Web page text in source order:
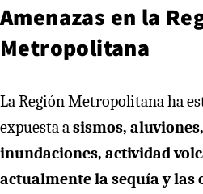
Amenazas en la
Metropolitana
La Región Metropolitana ha
expuesta asismos,
inundaciones, actividad
actualmente la sequía y las